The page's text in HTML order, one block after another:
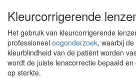
Kleurcorrigerende
Het gebruik van kleurcorrigerende
professioneel oogonderzoek, waarbij
kleurblindheid van de patiënt worden
wordt de juiste lenscorrectie bepaald
op sterkte.